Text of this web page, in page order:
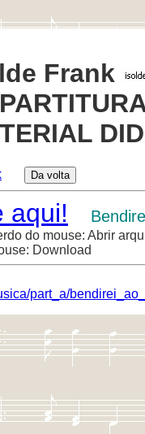
Frank
aqui!
do mouse: Abrir
Download
part_a/